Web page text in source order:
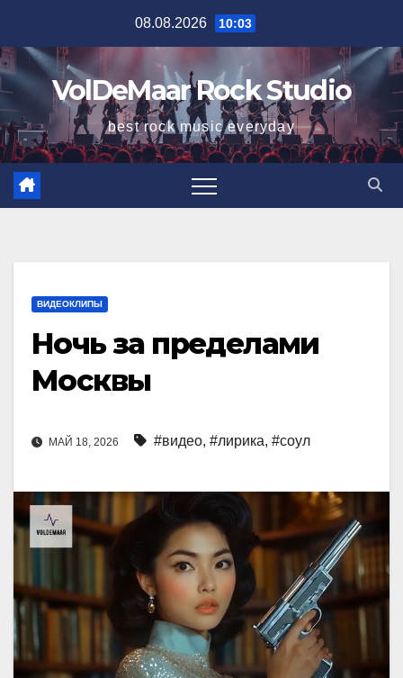
содержимому
08.08.2026 10:03
VolDeMaar Rock Studio
best rock music everyday
ВИДЕОКЛИПЫ
Ночь за пределами
Москвы
МАЙ 18, 2026 #видео, #лирика, #соул